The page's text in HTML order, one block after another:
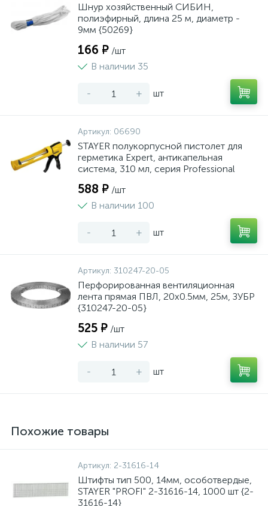
Шнур хозяйственный СИБИН,
полиэфирный, длина 25 м, диаметр -
9мм {50269}
166 ₽ /шт
В наличии 35
- + шт
Артикул: 06690
STAYER полукорпусной пистолет для
герметика Expert, антикапельная
система, 310 мл, серия Professional
588 ₽ /шт
В наличии 100
- + шт
Артикул: 310247-20-05
Перфорированная вентиляционная
лента прямая ПВЛ, 20х0.5мм, 25м, ЗУБР
{310247-20-05}
525 ₽ /шт
В наличии 57
- + шт
Похожие товары
Артикул: 2-31616-14
Штифты тип 500, 14мм, особотвердые,
STAYER "PROFI" 2-31616-14, 1000 шт {2-
31616-14}